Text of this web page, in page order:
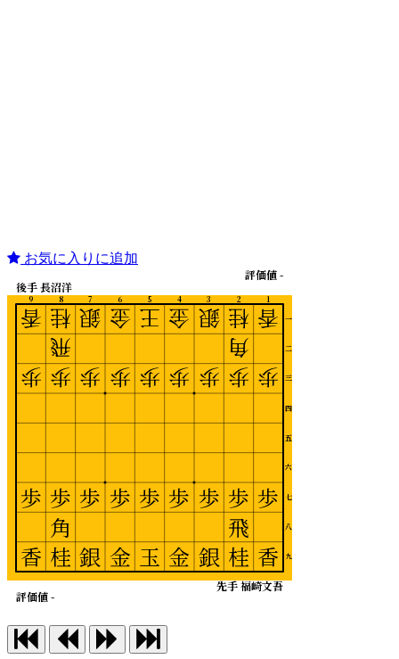
お気に入りに追加
1
2
3
4
5
6
7
8
9
一
二
三
四
五
六
七
八
九
先手 福崎文吾
後手 長沼洋
評価値 -
評価値 -
香
歩
歩
香
桂
角
歩
歩
飛
桂
銀
歩
歩
銀
金
歩
歩
金
王
歩
歩
玉
金
歩
歩
金
銀
歩
歩
銀
桂
飛
歩
歩
角
桂
香
歩
歩
香